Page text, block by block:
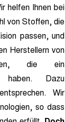
helfen Ihnen bei
von Stoffen, die
passen, und
Herstellern von
die ein
Dazu
Wir
so dass